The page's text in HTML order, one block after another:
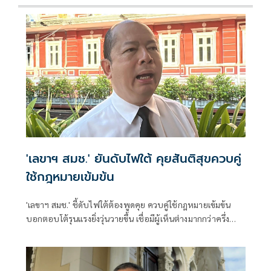
'เลขาฯ สมช.' ยันดับไฟใต้ คุยสันติสุขควบคู่
ใช้กฎหมายเข้มข้น
'เลขาฯ สมช.' ชี้ดับไฟใต้ต้องพูดคุย ควบคู่ใช้กฎหมายเข้มข้น
บอกตอบโต้รุนแรงยิ่งวุ่นวายขึ้น เชื่อมีผู้เห็นต่างมากกว่าครึ่ง